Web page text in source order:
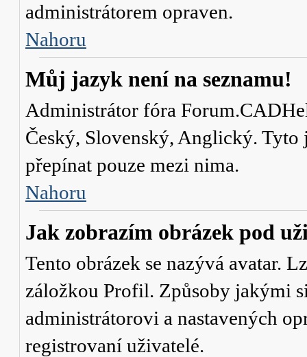
administrátorem opraven.
Nahoru
Můj jazyk není na seznamu!
Administrátor fóra
Český, Slovenský, Anglický.
přepínat pouze mezi nima.
Nahoru
Jak zobrazím obrázek pod
Tento obrázek se nazývá avatar.
záložkou Profil. Způsoby jakými
administrátorovi a nastavených
registrovaní uživatelé.